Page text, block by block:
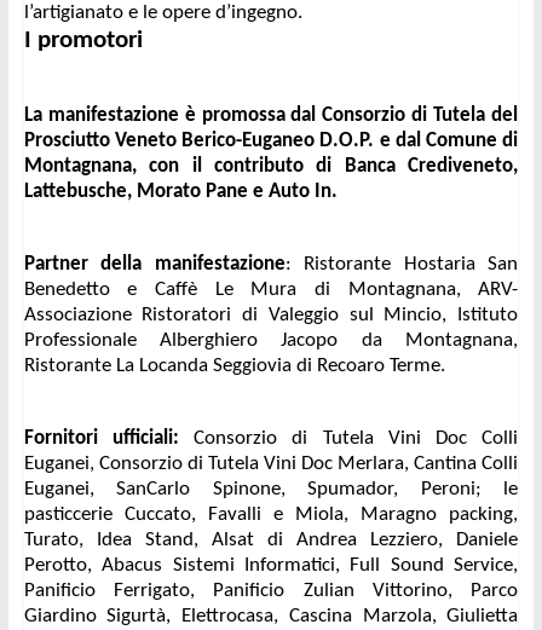
l’artigianato e le opere d’ingegno.
I promotori
La manifestazione è promossa dal Consorzio di Tutela del
Prosciutto Veneto Berico-Euganeo D.O.P. e dal Comune di
Montagnana, con il contributo di Banca Crediveneto,
Lattebusche, Morato Pane e Auto In.
Partner della manifestazione: Ristorante Hostaria San
Benedetto e Caffè Le Mura di Montagnana, ARV-
Associazione Ristoratori di Valeggio sul Mincio, Istituto
Professionale Alberghiero Jacopo da Montagnana,
Ristorante La Locanda Seggiovia di Recoaro Terme.
Fornitori ufficiali: Consorzio di Tutela Vini Doc Colli
Euganei, Consorzio di Tutela Vini Doc Merlara, Cantina Colli
Euganei, SanCarlo Spinone, Spumador, Peroni; le
pasticcerie Cuccato, Favalli e Miola, Maragno packing,
Turato, Idea Stand, Alsat di Andrea Lezziero, Daniele
Perotto, Abacus Sistemi Informatici, Full Sound Service,
Panificio Ferrigato, Panificio Zulian Vittorino, Parco
Giardino Sigurtà, Elettrocasa, Cascina Marzola, Giulietta